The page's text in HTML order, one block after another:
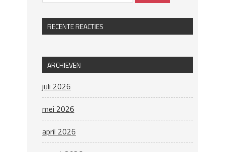
RECENTE REACTIES
ARCHIEVEN
juli 2026
mei 2026
april 2026